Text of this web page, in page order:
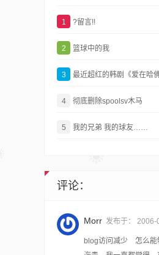
1 ?留言!!
2 篮球中的我
3 最近超红的韩剧《爱在哈佛
4 彻底删除spoolsv木马
5 我的兄弟 我的球友……
评论：
Morr 发布于： 2006-
blog访问减少 怎么能